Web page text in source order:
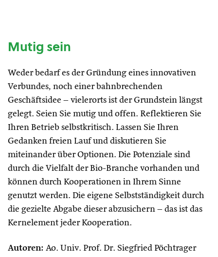
Mutig sein
Weder bedarf es der Gründung eines innovativen
Verbundes, noch einer bahnbrechenden
Geschäftsidee – vielerorts ist der Grundstein längst
gelegt. Seien Sie mutig und offen. Reflektieren Sie
Ihren Betrieb selbstkritisch. Lassen Sie Ihren
Gedanken freien Lauf und diskutieren Sie
miteinander über Optionen. Die Potenziale sind
durch die Vielfalt der Bio-Branche vorhanden und
können durch Kooperationen in Ihrem Sinne
genutzt werden. Die eigene Selbstständigkeit durch
die gezielte Abgabe dieser abzusichern – das ist das
Kernelement jeder Kooperation.
Autoren: Ao. Univ. Prof. Dr. Siegfried Pöchtrager